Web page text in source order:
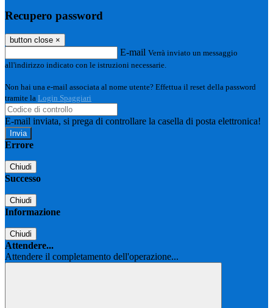
Recupero password
button close ×
E-mail Verrà inviato un messaggio
all'indirizzo indicato con le istruzioni necessarie.
Non hai una e-mail associata al nome utente? Effettua il reset della password
tramite la Login Spaggiari
E-mail inviata, si prega di controllare la casella di posta elettronica!
Errore
Chiudi
Successo
Chiudi
Informazione
Chiudi
Attendere...
Attendere il completamento dell'operazione...